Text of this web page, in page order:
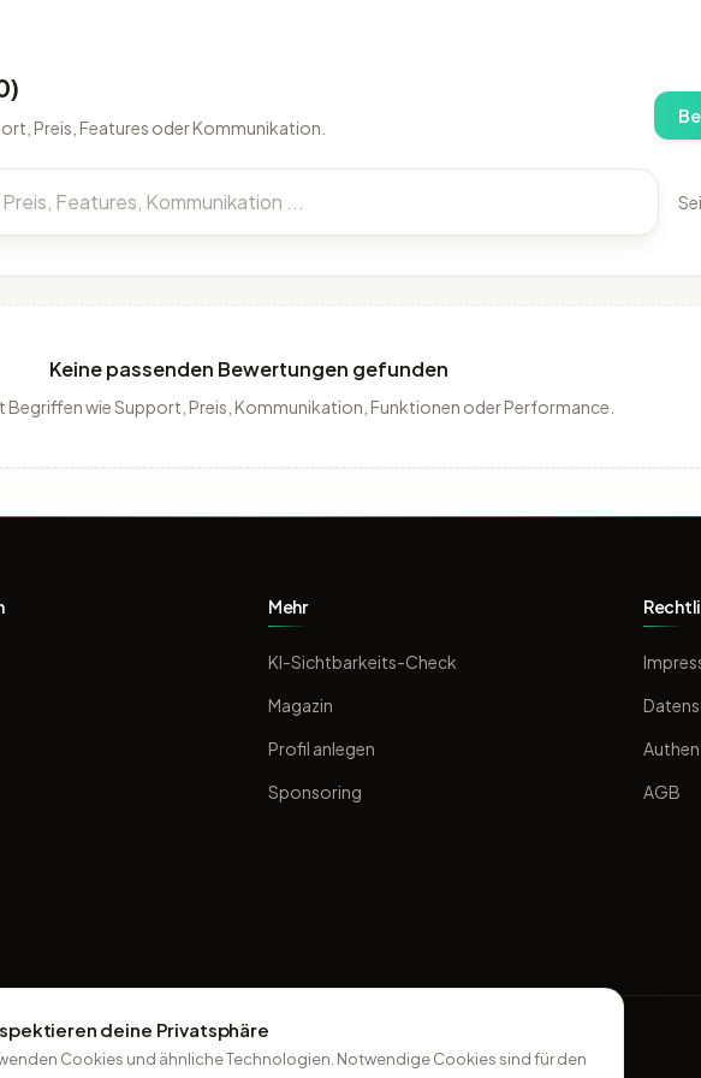
Preis, Features oder Kommunikation.
Keine passenden Bewertungen gefunden
Begriffen wie Support, Preis, Kommunikation, Funktionen oder Performance.
Mehr
KI-Sichtbarkeits-Check
Magazin
Profil anlegen
Sponsoring
AGB
deine Privatsphäre
Cookies und ähnliche Technologien. Notwendige Cookies sind für den